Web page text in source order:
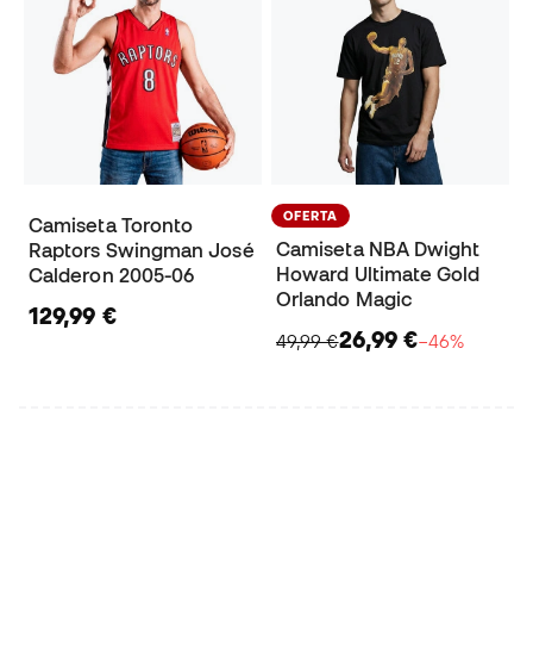
Camiseta Toronto
Raptors Swingman José
Calderon 2005-06
129,99 €
OFERTA
Camiseta NBA Dwight
Howard Ultimate Gold
Orlando Magic
49,99 €26,99 €−46%